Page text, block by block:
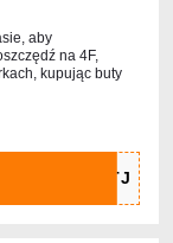
aby
na 4F,
kupując buty